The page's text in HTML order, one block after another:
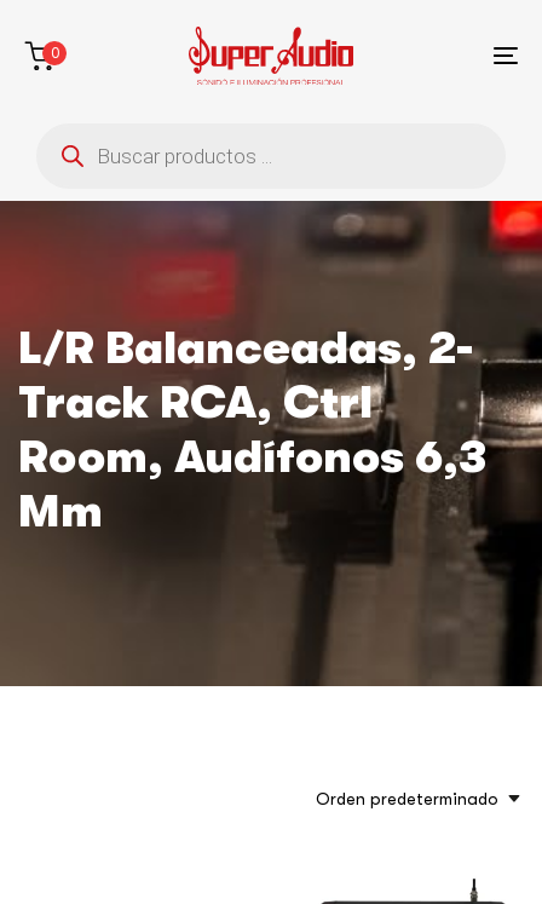
enlaces
contenido
0
productos
L/R Balanceadas, 2-
Track RCA, Ctrl
Room, Audífonos 6,3
Mm
Orden predeterminado